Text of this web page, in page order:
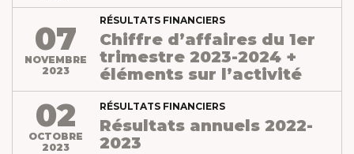
07
NOVEMBRE
2023
RÉSULTATS FINANCIERS
Chiffre d’affaires du 1er
trimestre 2023-2024 +
éléments sur l’activité
02
OCTOBRE
2023
RÉSULTATS FINANCIERS
Résultats annuels 2022-
2023